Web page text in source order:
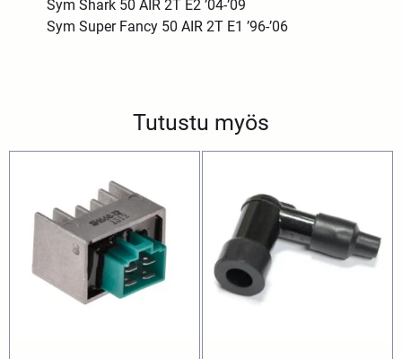
Sym Shark 50 AIR 2T E2 ’04-’09
Sym Super Fancy 50 AIR 2T E1 ’96-’06
Tutustu myös